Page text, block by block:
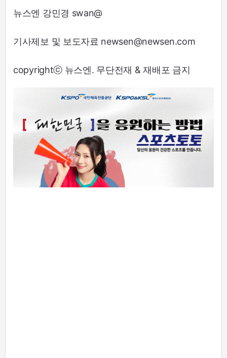
뉴스엔 강민경 swan@
기사제보 및 보도자료 newsen@newsen.com
copyrightⓒ 뉴스엔. 무단전재 & 재배포 금지